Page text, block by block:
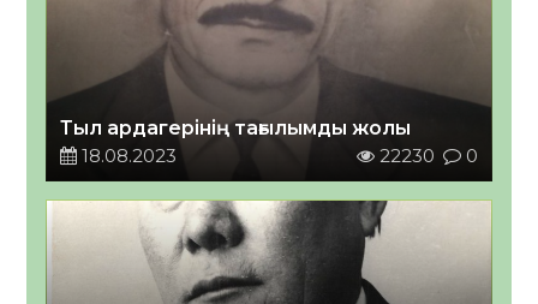
Тыл ардагерінің тағылымды жолы
18.08.2023
22230 0